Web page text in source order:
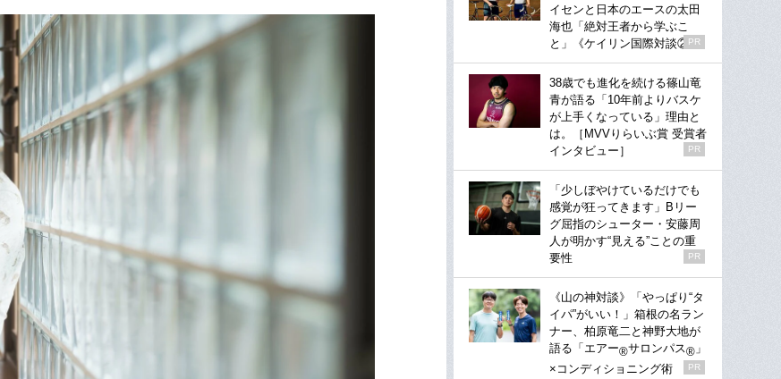
イセンと日本のエースの太田
海也「絶対王者から学ぶこ
と」《ケイリン国際対談②》
PR
38歳でも進化を続ける篠山竜
青が語る「10年前よりバスケ
が上手くなっている」理由と
は。［MVVりらいぶ賞 受賞者
インタビュー］
PR
「少しぼやけているだけでも
感覚が狂ってきます」Bリー
グ屈指のシューター・安藤周
人が明かす“見える”ことの重
要性
PR
《山の神対談》「やっぱり“タ
イパ”がいい！」箱根の名ラン
ナー、柏原竜二と神野大地が
語る「エアー®サロンパス® 」
×コンディショニング術
PR